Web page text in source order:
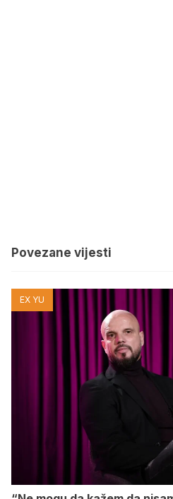
Povezane vijesti
EX YU